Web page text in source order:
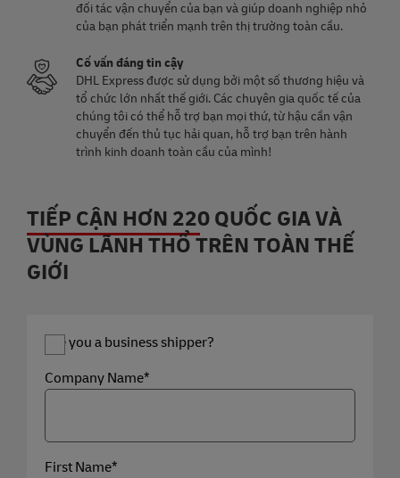
đối tác vận chuyển của bạn và giúp doanh nghiệp nhỏ
của bạn phát triển mạnh trên thị trường toàn cầu.
Cố vấn đáng tin cậy
DHL Express được sử dụng bởi một số thương hiệu và
tổ chức lớn nhất thế giới. Các chuyên gia quốc tế của
chúng tôi có thể hỗ trợ bạn mọi thứ, từ hậu cần vận
chuyển đến thủ tục hải quan, hỗ trợ bạn trên hành
trình kinh doanh toàn cầu của mình!
TIẾP CẬN HƠN 220 QUỐC GIA VÀ
VÙNG LÃNH THỔ TRÊN TOÀN THẾ
GIỚI
Are you a business shipper?
Company Name*
First Name*